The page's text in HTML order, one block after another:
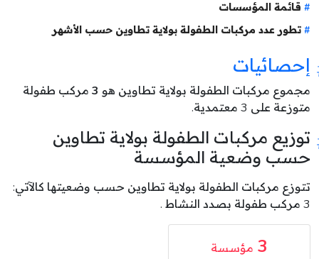
قائمة المؤسسات
تطور عدد مركبات الطفولة بولاية تطاوين حسب الأشهر
إحصائيات
مجموع مركبات الطفولة بولاية تطاوين هو 3 مركب طفولة
متوزعة على 3 معتمدية.
توزيع مركبات الطفولة بولاية تطاوين
حسب وضعية المؤسسة
تتوزع مركبات الطفولة بولاية تطاوين حسب وضعيتها كالآتي:
3 مركب طفولة بصدد النشاط .
3 مؤسسة